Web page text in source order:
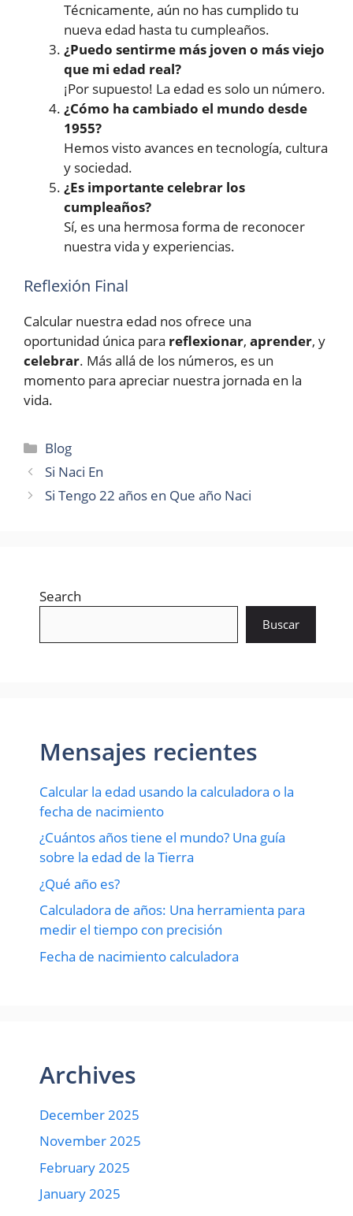
Técnicamente, aún no has cumplido tu
nueva edad hasta tu cumpleaños.
¿Puedo sentirme más joven o más viejo
que mi edad real?
¡Por supuesto! La edad es solo un número.
¿Cómo ha cambiado el mundo desde
1955?
Hemos visto avances en tecnología, cultura
y sociedad.
¿Es importante celebrar los
cumpleaños?
Sí, es una hermosa forma de reconocer
nuestra vida y experiencias.
Reflexión Final
Calcular nuestra edad nos ofrece una
oportunidad única para reflexionar, aprender, y
celebrar. Más allá de los números, es un
momento para apreciar nuestra jornada en la
vida.
Categories
Blog
Si Naci En
Si Tengo 22 años en Que año Naci
Search
Buscar
Mensajes recientes
Calcular la edad usando la calculadora o la
fecha de nacimiento
¿Cuántos años tiene el mundo? Una guía
sobre la edad de la Tierra
¿Qué año es?
Calculadora de años: Una herramienta para
medir el tiempo con precisión
Fecha de nacimiento calculadora
Archives
December 2025
November 2025
February 2025
January 2025